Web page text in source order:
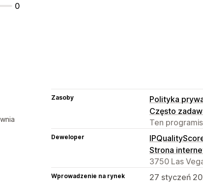
0
Zasoby
Polityka
Często
Ten
Deweloper
Strona
3750 Las
Wprowadzenie na rynek 27 styczeń